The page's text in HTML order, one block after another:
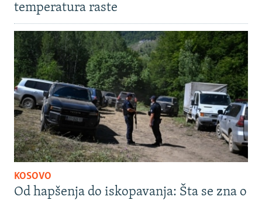
temperatura raste
KOSOVO
Od hapšenja do iskopavanja: Šta se zna o